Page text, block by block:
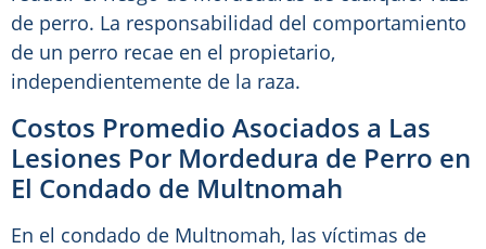
de perro. La responsabilidad del comportamiento
de un perro recae en el propietario,
independientemente de la raza.
Costos Promedio Asociados a Las
Lesiones Por Mordedura de Perro en
El Condado de Multnomah
En el condado de Multnomah, las víctimas de